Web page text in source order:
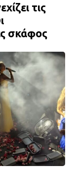
τις
σκάφος